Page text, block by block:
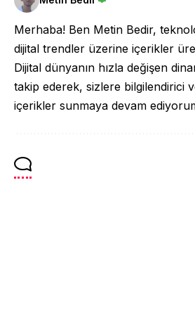
Merhaba! Ben Metin Bedir,
dijital trendler üzerine içerikler
Dijital dünyanın hızla değişen
takip ederek, sizlere bilgilendirici
içerikler sunmaya devam